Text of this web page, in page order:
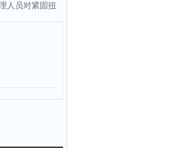
人员对紧固扭